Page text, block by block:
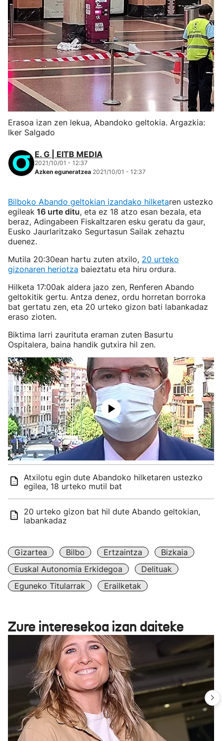
Erasoa izan zen lekua, Abandoko geltokia. Argazkia:
Iker Salgado
E. G | EITB MEDIA
2021/10/01 - 12:37
Azken eguneratzea 2021/10/01 - 12:37
Bilboko Abando geltokian izandako hilketaren ustezko
egileak 16 urte ditu, eta ez 18 atzo esan bezala, eta
beraz, Adingabeen Fiskaltzaren esku geratu da gaur,
Eusko Jaurlaritzako Segurtasun Sailak zehaztu
duenez.
Mutila 20:30ean hartu zuten atxilo, 20 urteko
gizonaren heriotza baieztatu eta hiru ordura.
Hilketa 17:00ak aldera jazo zen, Renferen Abando
geltokitik gertu. Antza denez, ordu horretan borroka
bat gertatu zen, eta 20 urteko gizon bati labankadaz
eraso zioten.
Biktima larri zaurituta eraman zuten Basurtu
Ospitalera, baina handik gutxira hil zen.
Atxilotu egin dute Abandoko hilketaren ustezko
egilea, 18 urteko mutil bat
20 urteko gizon bat hil dute Abando geltokian,
labankadaz
Gizartea Bilbo Ertzaintza
Bizkaia
Euskal Autonomia Erkidegoa
Delituak
Eguneko Titularrak
Erailketak
Zure interesekoa izan daiteke